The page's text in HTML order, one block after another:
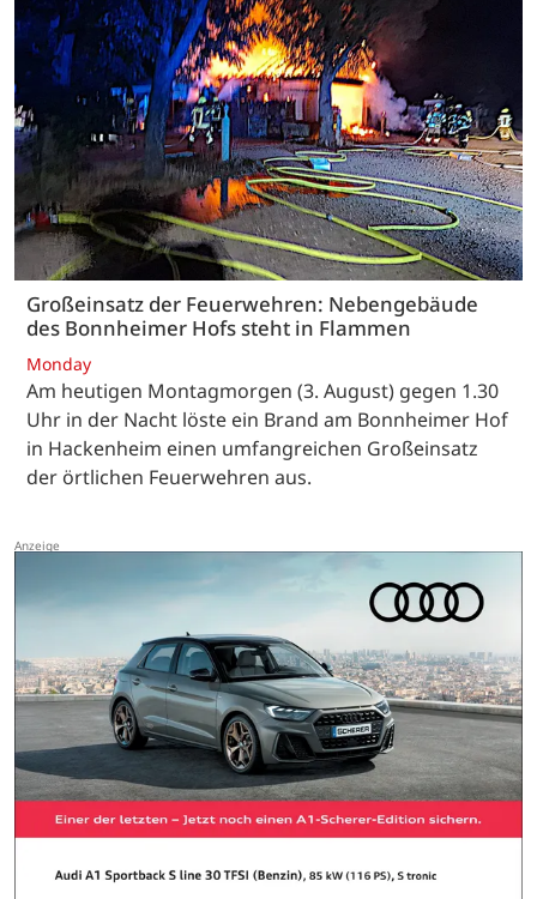
Großeinsatz der Feuerwehren: Nebengebäude
des Bonnheimer Hofs steht in Flammen
Monday
Am heutigen Montagmorgen (3. August) gegen 1.30
Uhr in der Nacht löste ein Brand am Bonnheimer Hof
in Hackenheim einen umfangreichen Großeinsatz
der örtlichen Feuerwehren aus.